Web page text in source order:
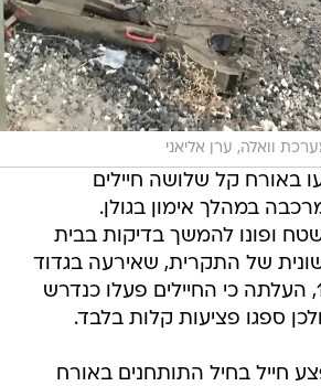
וואלה, ערן אליאני
באורח קל שלושה חיילים
במהלך אימון בגולן.
ופונו להמשך בדיקות בבית
של התקרית, שאירעה בגדוד
53 של חטיבה 188, העלתה כי החיילים פעלו כנדרש
ספגו פציעות קלות בלבד.
חייל בחיל התותחנים באורח